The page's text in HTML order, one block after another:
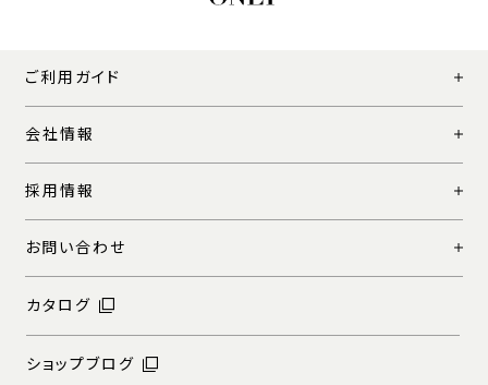
ご利用ガイド
会社情報
採用情報
お問い合わせ
カタログ
ショップブログ